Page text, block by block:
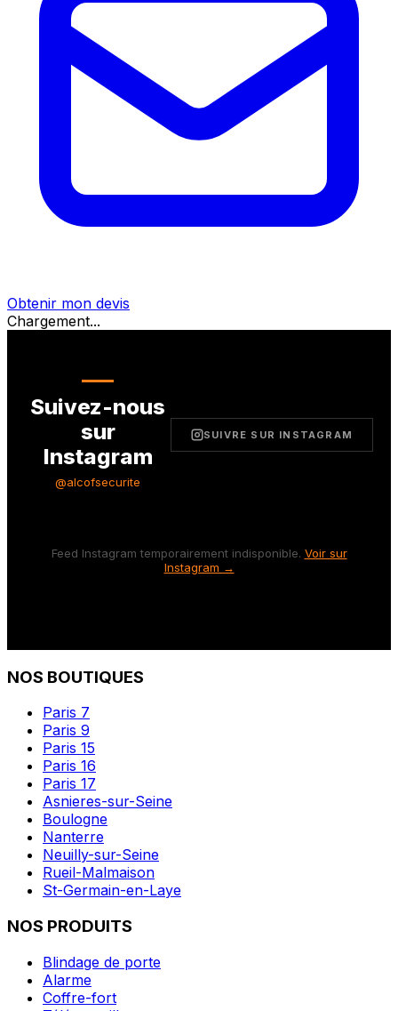
Obtenir mon devis
Chargement...
Suivez-nous
sur
Instagram
@alcofsecurite
SUIVRE SUR INSTAGRAM
Feed Instagram temporairement indisponible. Voir sur
Instagram →
NOS BOUTIQUES
Paris 7
Paris 9
Paris 15
Paris 16
Paris 17
Asnieres-sur-Seine
Boulogne
Nanterre
Neuilly-sur-Seine
Rueil-Malmaison
St-Germain-en-Laye
NOS PRODUITS
Blindage de porte
Alarme
Coffre-fort